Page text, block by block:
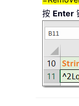
按 Enter